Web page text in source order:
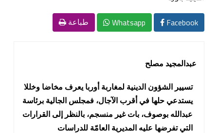
Facebook
Whatsapp طباعة
عبدالمجيد مصلح
تسيير الشؤون الدينية لمغاربة أوربا يعرف مخاضا وخللا
يستدعي حلها في أقرب الآجال، فمجلس الجالية برئاسة
عبدالله بوصوف، بات غير منسجم، بالنظر إلى القرارات
التي تفرضها عليه المديرية العامّة للدراسات